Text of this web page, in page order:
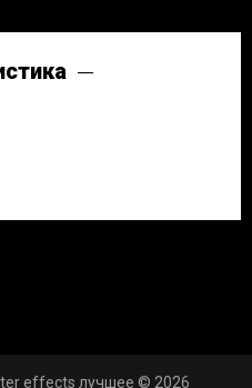
effects лучшее © 2026